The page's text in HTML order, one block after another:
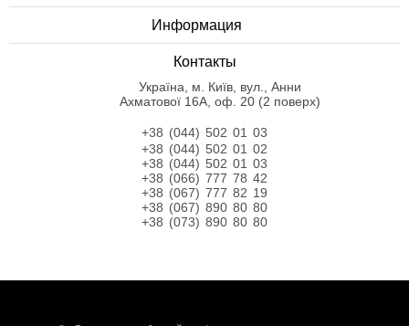
Информация
Контакты
Українa, м. Київ, вул., Анни
Ахматової 16А, оф. 20 (2 поверх)
+38 (044) 502 01 03
+38 (044) 502 01 02
+38 (044) 502 01 03
+38 (066) 777 78 42
+38 (067) 777 82 19
+38 (067) 890 80 80
+38 (073) 890 80 80